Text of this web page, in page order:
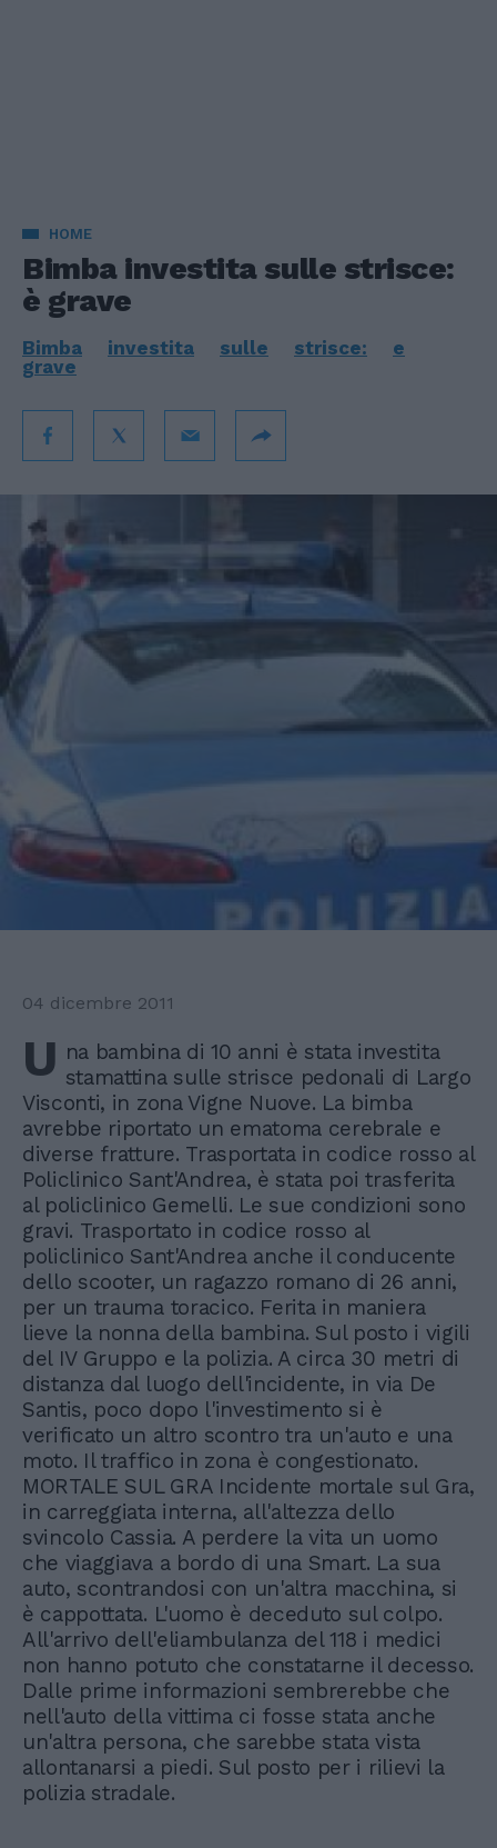
HOME
Bimba investita sulle strisce:
è grave
Bimba investita sulle strisce:
e
grave
04 dicembre 2011
U na bambina di 10 anni è stata investita
stamattina sulle strisce pedonali di Largo
Visconti, in zona Vigne Nuove. La bimba
avrebbe riportato un ematoma cerebrale e
diverse fratture. Trasportata in codice rosso al
Policlinico Sant'Andrea, è stata poi trasferita
al policlinico Gemelli. Le sue condizioni sono
gravi. Trasportato in codice rosso al
policlinico Sant'Andrea anche il conducente
dello scooter, un ragazzo romano di 26 anni,
per un trauma toracico. Ferita in maniera
lieve la nonna della bambina. Sul posto i vigili
del IV Gruppo e la polizia. A circa 30 metri di
distanza dal luogo dell'incidente, in via De
Santis, poco dopo l'investimento si è
verificato un altro scontro tra un'auto e una
moto. Il traffico in zona è congestionato.
MORTALE SUL GRA Incidente mortale sul Gra,
in carreggiata interna, all'altezza dello
svincolo Cassia. A perdere la vita un uomo
che viaggiava a bordo di una Smart. La sua
auto, scontrandosi con un'altra macchina, si
è cappottata. L'uomo è deceduto sul colpo.
All'arrivo dell'eliambulanza del 118 i medici
non hanno potuto che constatarne il decesso.
Dalle prime informazioni sembrerebbe che
nell'auto della vittima ci fosse stata anche
un'altra persona, che sarebbe stata vista
allontanarsi a piedi. Sul posto per i rilievi la
polizia stradale.